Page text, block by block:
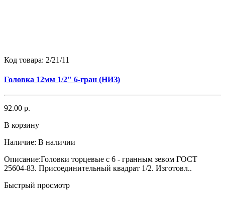
Код товара: 2/21/11
Головка 12мм 1/2" 6-гран (НИЗ)
92.00 р.
В корзину
Наличие: В наличии
Описание:Головки торцевые с 6 - гранным зевом ГОСТ
25604-83. Присоединительный квадрат 1/2. Изготовл..
Быстрый просмотр